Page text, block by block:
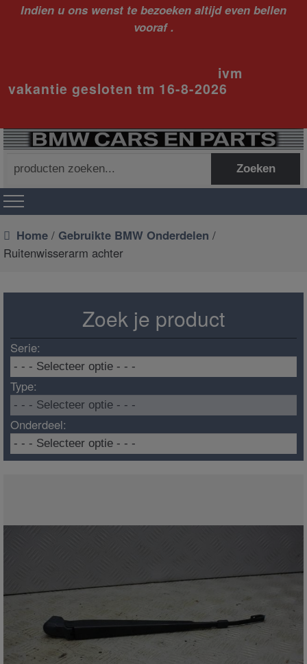
Indien u ons wenst te bezoeken altijd even bellen
vooraf .
ivm
vakantie gesloten tm 16-8-2026
naar:
Zoeken
Home / Gebruikte BMW Onderdelen /
Ruitenwisserarm achter
Zoek je product
Serie:
Type:
Onderdeel: